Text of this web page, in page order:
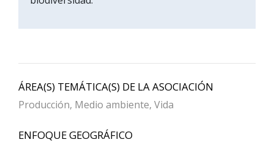
ÁREA(S) TEMÁTICA(S) DE LA ASOCIACIÓN
Producción, Medio ambiente, Vida
ENFOQUE GEOGRÁFICO